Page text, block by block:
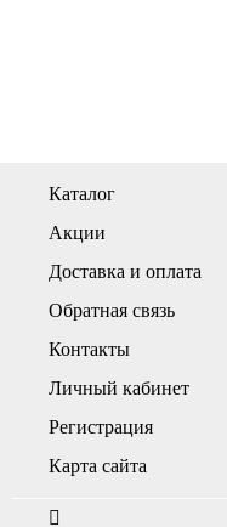
Каталог
Акции
Доставка и оплата
Обратная связь
Контакты
Личный кабинет
Регистрация
Карта сайта